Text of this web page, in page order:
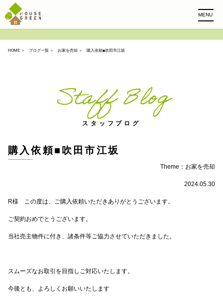
MENU
HOME ＞ ブログ一覧 ＞ お家を売却 ＞ 購入依頼■吹田市江坂
Staff Blog
スタッフブログ
購入依頼■吹田市江坂
Theme： お家を売却
2024.05.30
R様 この度は、ご購入依頼いただきありがとうございます。
ご契約おめでとうございます。
当社売主物件に付き、諸条件等ご協力させていただきました。
スムーズなお取引を目指しご対応いたします。
今後とも、よろしくお願いいたします